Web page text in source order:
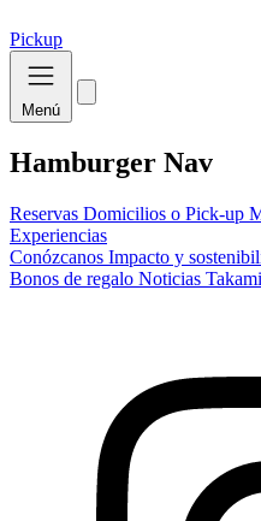
Pickup
Menú
Hamburger Nav
Reservas Domicilios o Pick-up
Experiencias
Conózcanos Impacto y
Bonos de regalo Noticias Takami